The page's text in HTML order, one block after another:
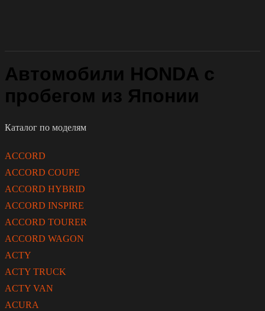
Автомобили HONDA с
пробегом из Японии
Каталог по моделям
ACCORD
ACCORD COUPE
ACCORD HYBRID
ACCORD INSPIRE
ACCORD TOURER
ACCORD WAGON
ACTY
ACTY TRUCK
ACTY VAN
ACURA